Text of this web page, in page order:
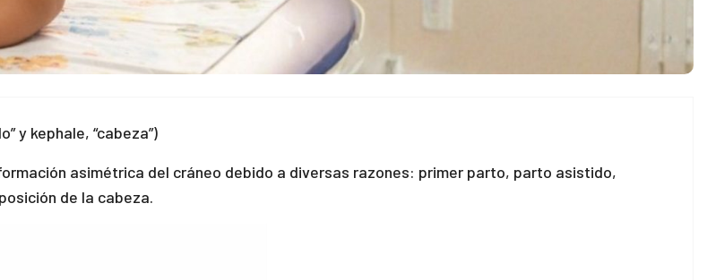
y kephale, “cabeza”)
asimétrica del cráneo debido a diversas razones: primer parto, parto asistido,
de la cabeza.